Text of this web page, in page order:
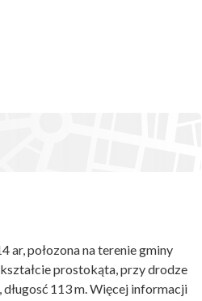
ar, połozona na terenie gminy
prostokąta, przy drodze
113 m. Więcej informacji